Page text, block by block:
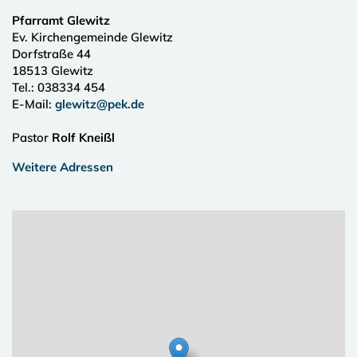
Pfarramt Glewitz
Ev. Kirchengemeinde Glewitz
Dorfstraße 44
18513 Glewitz
Tel.: 038334 454
E-Mail: glewitz@pek.de
Pastor Rolf Kneißl
Weitere Adressen